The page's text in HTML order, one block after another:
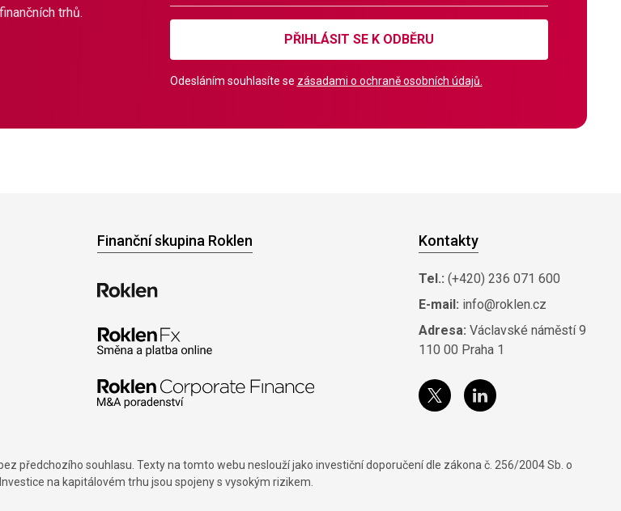
trhů.
PŘIHLÁSIT SE K ODBĚRU
Odesláním souhlasíte se zásadami o ochraně osobních údajů.
Finanční skupina Roklen Kontakty
Tel.: (+420) 236 071 600
E-mail: info@roklen.cz
Adresa: Václavské náměstí 9
110 00 Praha 1
předchozího souhlasu. Texty na tomto webu neslouží jako investiční doporučení dle zákona č. 256/2004 Sb. o
na kapitálovém trhu jsou spojeny s vysokým rizikem.